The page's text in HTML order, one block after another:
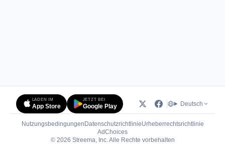
LADEN IM
App Store
JETZT BEI
Google Play Deutsch
Nutzungsbedingungen DatenschutzrichtlinieUrheberrechtsrichtlinie
AdChoices(öffnet in neuem Tab)
© 2026 Streema, Inc. Alle Rechte vorbehalten